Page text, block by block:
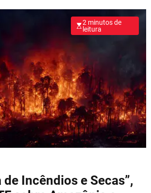
2 minutos de
leitura
de Incêndios e Secas”,